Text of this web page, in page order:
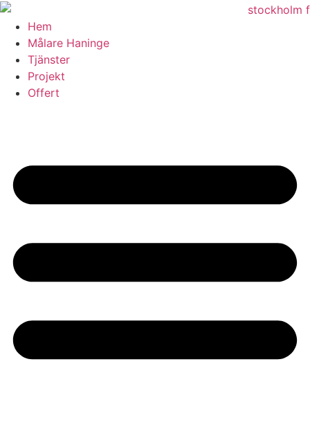
Skip
content
Hem
Målare Haninge
Tjänster
Projekt
Offert